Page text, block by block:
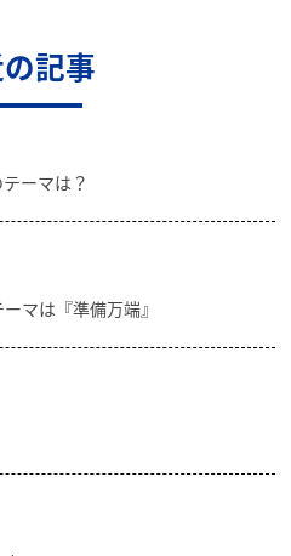
記事
ーマは？
マは『準備万端』